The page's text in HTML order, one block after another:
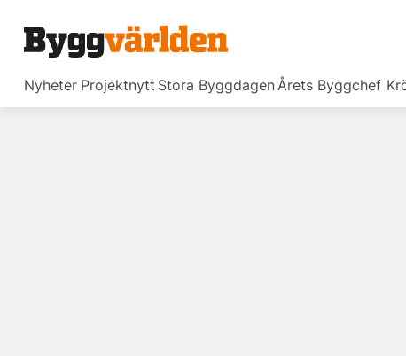
Nyheter Projektnytt Stora ByggdagenÅrets Byggchef